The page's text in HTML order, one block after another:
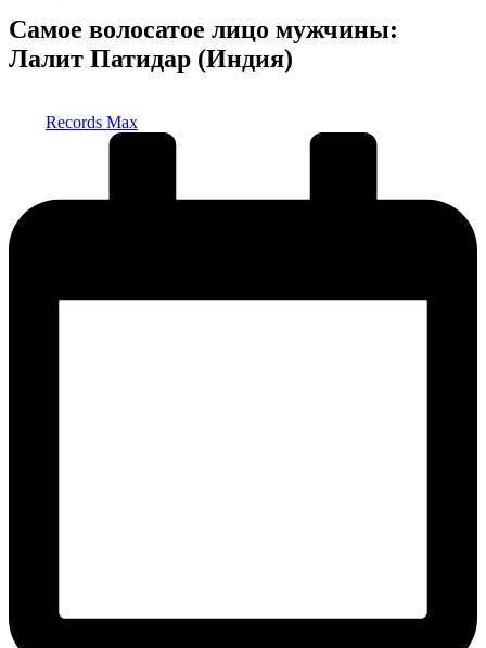
Самое волосатое лицо мужчины:
Лалит Патидар (Индия)
Records Max